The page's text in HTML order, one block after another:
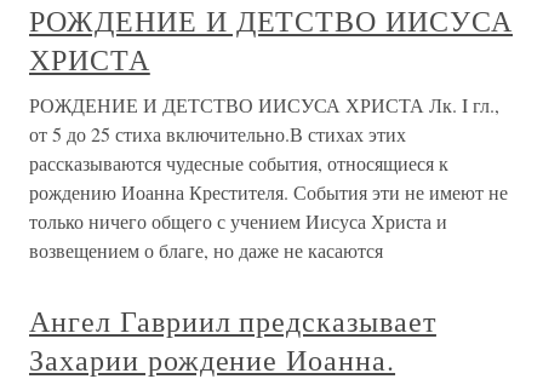
РОЖДЕНИЕ И ДЕТСТВО ИИСУСА
ХРИСТА
РОЖДЕНИЕ И ДЕТСТВО ИИСУСА ХРИСТА Лк. I гл.,
от 5 до 25 стиха включительно.В стихах этих
рассказываются чудесные события, относящиеся к
рождению Иоанна Крестителя. События эти не имеют не
только ничего общего с учением Иисуса Христа и
возвещением о благе, но даже не касаются
Ангел Гавриил предсказывает
Захарии рождение Иоанна.